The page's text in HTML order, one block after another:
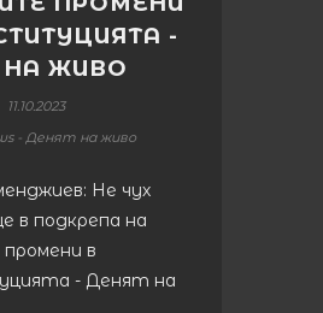
-
НА ЖИВО
11.10.2023
- Денят на живо
Не чух
в подкрепа на
в
- Денят на